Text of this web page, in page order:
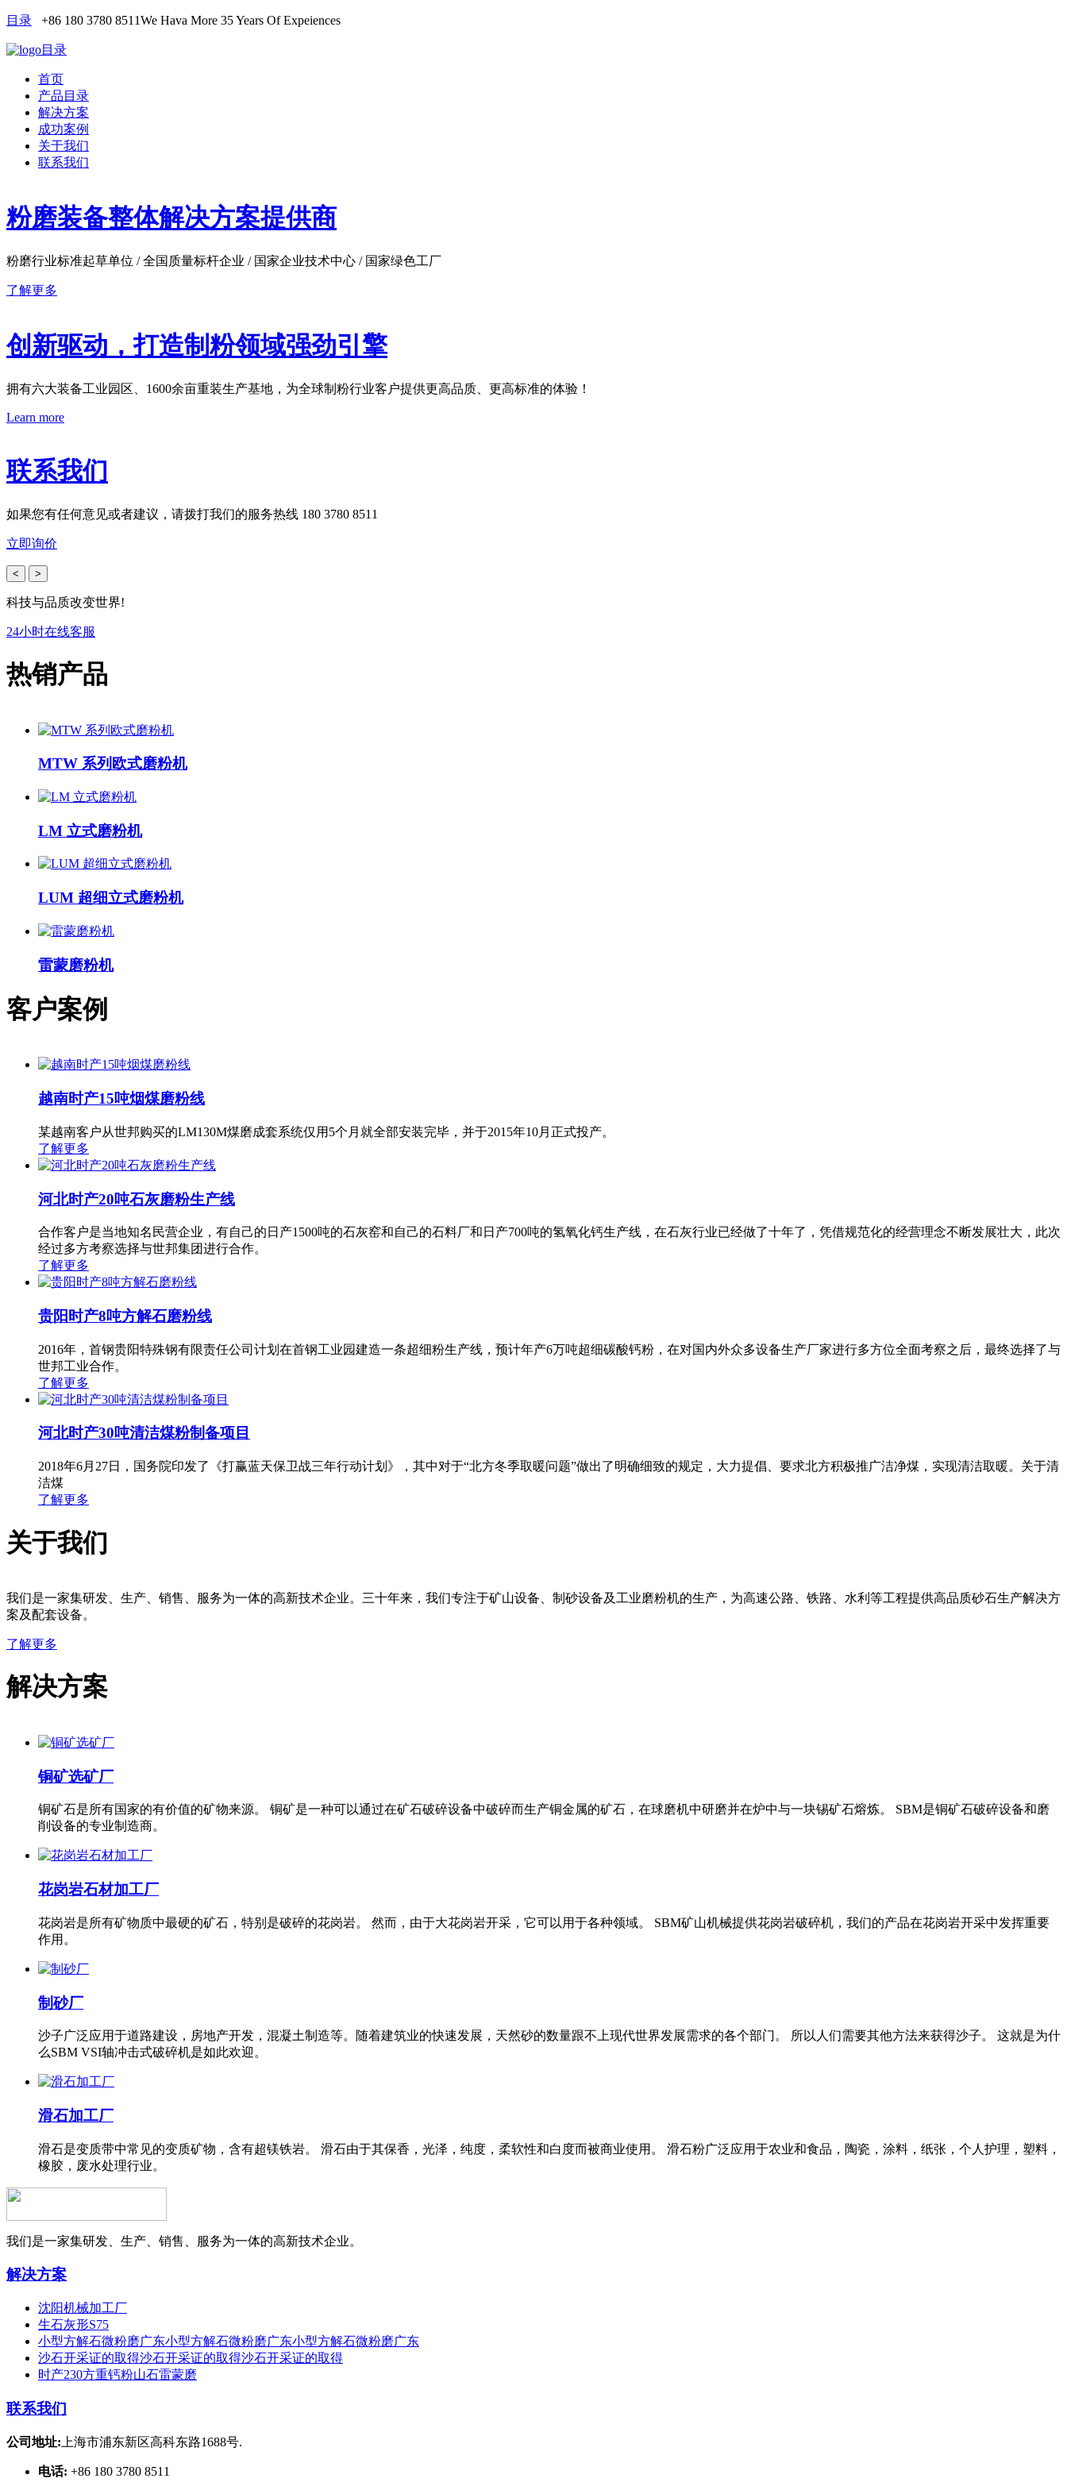
目录 +86 180 3780 8511We Hava More 35 Years Of Expeiences
目录
首页
产品目录
解决方案
成功案例
关于我们
联系我们
粉磨装备整体解决方案提供商
粉磨行业标准起草单位 / 全国质量标杆企业 / 国家企业技术中心 / 国家绿色工厂
了解更多
创新驱动，打造制粉领域强劲引擎
拥有六大装备工业园区、1600余亩重装生产基地，为全球制粉行业客户提供更高品质、更高标准的体验！
Learn more
联系我们
如果您有任何意见或者建议，请拨打我们的服务热线 180 3780 8511
立即询价
< >
科技与品质改变世界!
24小时在线客服
热销产品
MTW 系列欧式磨粉机
LM 立式磨粉机
LUM 超细立式磨粉机
雷蒙磨粉机
客户案例
越南时产15吨烟煤磨粉线
某越南客户从世邦购买的LM130M煤磨成套系统仅用5个月就全部安装完毕，并于2015年10月正式投产。
了解更多
河北时产20吨石灰磨粉生产线
合作客户是当地知名民营企业，有自己的日产1500吨的石灰窑和自己的石料厂和日产700吨的氢氧化钙生产线，在石灰行业已经做了十年了，凭借规范化的经营理念不断发展壮大，此次
经过多方考察选择与世邦集团进行合作。
了解更多
贵阳时产8吨方解石磨粉线
2016年，首钢贵阳特殊钢有限责任公司计划在首钢工业园建造一条超细粉生产线，预计年产6万吨超细碳酸钙粉，在对国内外众多设备生产厂家进行多方位全面考察之后，最终选择了与
世邦工业合作。
了解更多
河北时产30吨清洁煤粉制备项目
2018年6月27日，国务院印发了《打赢蓝天保卫战三年行动计划》，其中对于“北方冬季取暖问题”做出了明确细致的规定，大力提倡、要求北方积极推广洁净煤，实现清洁取暖。关于清
洁煤
了解更多
关于我们
我们是一家集研发、生产、销售、服务为一体的高新技术企业。三十年来，我们专注于矿山设备、制砂设备及工业磨粉机的生产，为高速公路、铁路、水利等工程提供高品质砂石生产解决方
案及配套设备。
了解更多
解决方案
铜矿选矿厂
铜矿石是所有国家的有价值的矿物来源。 铜矿是一种可以通过在矿石破碎设备中破碎而生产铜金属的矿石，在球磨机中研磨并在炉中与一块锡矿石熔炼。 SBM是铜矿石破碎设备和磨
削设备的专业制造商。
花岗岩石材加工厂
花岗岩是所有矿物质中最硬的矿石，特别是破碎的花岗岩。 然而，由于大花岗岩开采，它可以用于各种领域。 SBM矿山机械提供花岗岩破碎机，我们的产品在花岗岩开采中发挥重要
作用。
制砂厂
沙子广泛应用于道路建设，房地产开发，混凝土制造等。随着建筑业的快速发展，天然砂的数量跟不上现代世界发展需求的各个部门。 所以人们需要其他方法来获得沙子。 这就是为什
么SBM VSI轴冲击式破碎机是如此欢迎。
滑石加工厂
滑石是变质带中常见的变质矿物，含有超镁铁岩。 滑石由于其保香，光泽，纯度，柔软性和白度而被商业使用。 滑石粉广泛应用于农业和食品，陶瓷，涂料，纸张，个人护理，塑料，
橡胶，废水处理行业。
我们是一家集研发、生产、销售、服务为一体的高新技术企业。
解决方案
沈阳机械加工厂
生石灰形S75
小型方解石微粉磨广东小型方解石微粉磨广东小型方解石微粉磨广东
沙石开采证的取得沙石开采证的取得沙石开采证的取得
时产230方重钙粉山石雷蒙磨
联系我们
公司地址: 上海市浦东新区高科东路1688号.
电话: +86 180 3780 8511